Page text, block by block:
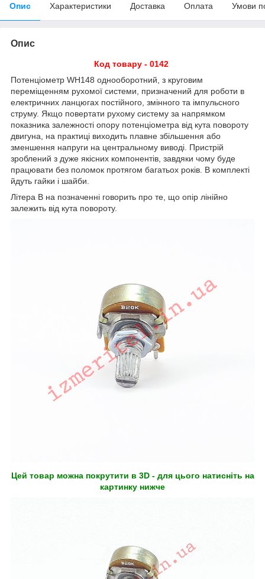
Опис Характеристики Доставка Оплата Умови
Опис
Код товару - 0142
Потенціометр WH148 однооборотний, з круговим
переміщенням рухомої системи, призначений для роботи в
електричних ланцюгах постійного, змінного та імпульсного
струму. Якщо повертати рухому систему за напрямком
показника залежності опору потенціометра від кута повороту
двигуна, на практиці виходить плавне збільшення або
зменшення напруги на центральному виводі. Пристрій
зроблений з дуже якісних компонентів, завдяки чому буде
працювати без поломок протягом багатьох років. В комплекті
йдуть гайки і шайби.
Літера B на позначенні говорить про те, що опір лінійно
залежить від кута повороту.
Цей товар можна покрутити в 3D - для цього натисніть на
картинку нижче